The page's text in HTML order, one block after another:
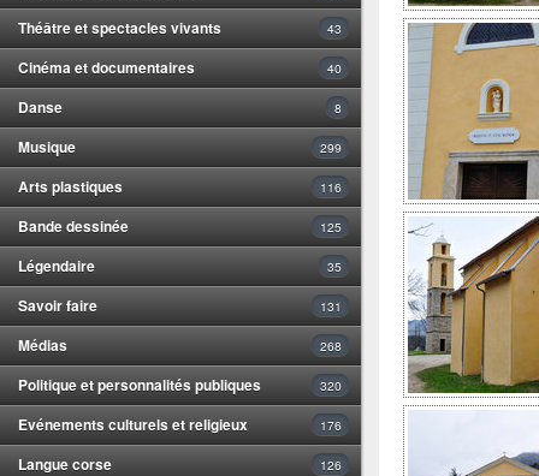
Théâtre et spectacles vivants 43
Cinéma et documentaires 40
Danse 8
Musique 299
Arts plastiques 116
Bande dessinée 125
Légendaire 35
Savoir faire 131
Médias 268
Politique et personnalités publiques 320
Evénements culturels et religieux 176
Langue corse 126